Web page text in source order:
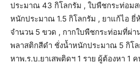
ประมาณ 43 กิโลกรัม , ใบพืชกระท่อม
หนักประมาณ 1.5 กิโลกรัม , ยาแก้ไอ ยี่
จำนวน 5 ขวด , กากใบพืชกระท่อมที่ผ่า
พลาสติกสีดำ ชั่งน้ำหนักประมาณ 5 กิโ
หาพ.ร.บ.ยาเสพติดฯ 1 ราย ผู้ต้องหา 1